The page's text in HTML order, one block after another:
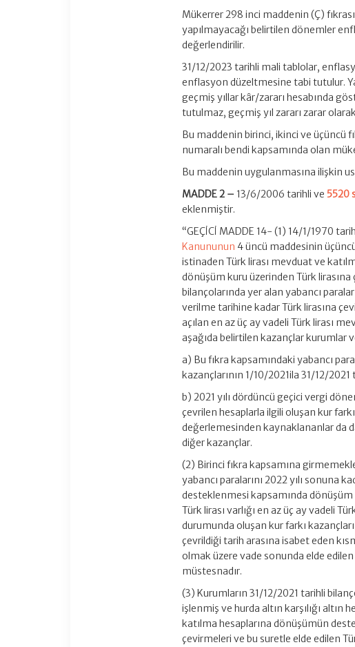
Mükerrer 298 inci maddenin (Ç)
yapılmayacağı belirtilen dönemler
değerlendirilir.
31/12/2023 tarihli mali tablolar,
enflasyon düzeltmesine tabi tutulur.
geçmiş yıllar kâr/zararı hesabında
tutulmaz, geçmiş yıl zararı zarar
Bu maddenin birinci, ikinci ve üçüncü
numaralı bendi kapsamında olan
Bu maddenin uygulanmasına ilişkin
MADDE 2 – 13/6/2006 tarihli ve 5520
eklenmiştir.
“GEÇİCİ MADDE 14- (1) 14/1/1970
Kanununun 4 üncü maddesinin
istinaden Türk lirası mevduat ve
dönüşüm kuru üzerinden Türk
bilançolarında yer alan yabancı
verilme tarihine kadar Türk lirasına
açılan en az üç ay vadeli Türk lirası
aşağıda belirtilen kazançlar kurumlar
a) Bu fıkra kapsamındaki yabancı
kazançlarının 1/10/2021ila 31/12/
b) 2021 yılı dördüncü geçici vergi
çevrilen hesaplarla ilgili oluşan kur
değerlemesinden kaynaklananlar da
diğer kazançlar.
(2) Birinci fıkra kapsamına
yabancı paralarını 2022 yılı sonuna
desteklenmesi kapsamında dönüşüm
Türk lirası varlığı en az üç ay vadeli
durumunda oluşan kur farkı
çevrildiği tarih arasına isabet eden
olmak üzere vade sonunda elde
müstesnadır.
(3) Kurumların 31/12/2021 tarihli
işlenmiş ve hurda altın karşılığı altın
katılma hesaplarına dönüşümün
çevirmeleri ve bu suretle elde edilen